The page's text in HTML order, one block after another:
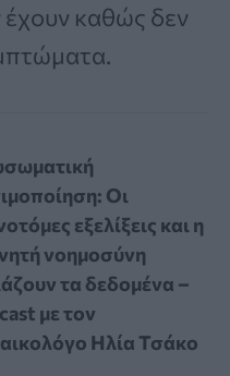
έχουν καθώς δεν
Οι
εξελίξεις και η
νοημοσύνη
τα δεδομένα –
με τον
Ηλία Τσάκο